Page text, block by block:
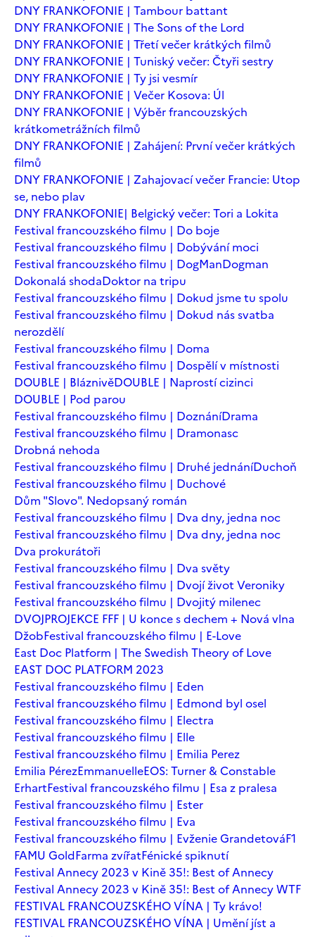
DNY FRANKOFONIE | Tambour battant
DNY FRANKOFONIE | The Sons of the Lord
DNY FRANKOFONIE | Třetí večer krátkých filmů
DNY FRANKOFONIE | Tuniský večer: Čtyři sestry
DNY FRANKOFONIE | Ty jsi vesmír
DNY FRANKOFONIE | Večer Kosova: Úl
DNY FRANKOFONIE | Výběr francouzských
krátkometrážních filmů
DNY FRANKOFONIE | Zahájení: První večer krátkých
filmů
DNY FRANKOFONIE | Zahajovací večer Francie: Utop
se, nebo plav
DNY FRANKOFONIE| Belgický večer: Tori a Lokita
Festival francouzského filmu | Do boje
Festival francouzského filmu | Dobývání moci
Festival francouzského filmu | DogManDogman
Dokonalá shodaDoktor na tripu
Festival francouzského filmu | Dokud jsme tu spolu
Festival francouzského filmu | Dokud nás svatba
nerozdělí
Festival francouzského filmu | Doma
Festival francouzského filmu | Dospělí v místnosti
DOUBLE | BláznivěDOUBLE | Naprostí cizinci
DOUBLE | Pod parou
Festival francouzského filmu | DoznáníDrama
Festival francouzského filmu | Dramonasc
Drobná nehoda
Festival francouzského filmu | Druhé jednáníDuchoň
Festival francouzského filmu | Duchové
Dům "Slovo". Nedopsaný román
Festival francouzského filmu | Dva dny, jedna noc
Festival francouzského filmu | Dva dny, jedna noc
Dva prokurátoři
Festival francouzského filmu | Dva světy
Festival francouzského filmu | Dvojí život Veroniky
Festival francouzského filmu | Dvojitý milenec
DVOJPROJEKCE FFF | U konce s dechem + Nová vlna
DžobFestival francouzského filmu | E-Love
East Doc Platform | The Swedish Theory of Love
EAST DOC PLATFORM 2023
Festival francouzského filmu | Eden
Festival francouzského filmu | Edmond byl osel
Festival francouzského filmu | Electra
Festival francouzského filmu | Elle
Festival francouzského filmu | Emilia Perez
Emilia PérezEmmanuelleEOS: Turner & Constable
ErhartFestival francouzského filmu | Esa z pralesa
Festival francouzského filmu | Ester
Festival francouzského filmu | Eva
Festival francouzského filmu | Evženie GrandetováF1
FAMU GoldFarma zvířatFénické spiknutí
Festival Annecy 2023 v Kině 35!: Best of Annecy
Festival Annecy 2023 v Kině 35!: Best of Annecy WTF
FESTIVAL FRANCOUZSKÉHO VÍNA | Ty krávo!
FESTIVAL FRANCOUZSKÉHO VÍNA | Umění jíst a